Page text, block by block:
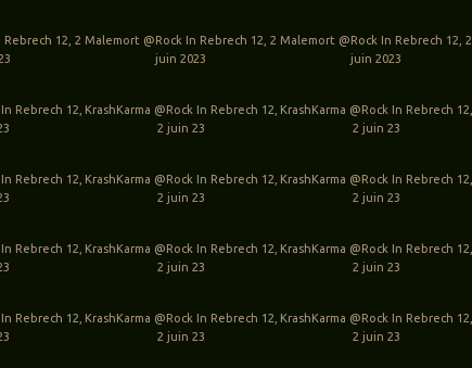
12, 2 Malemort @Rock In Rebrech 12, 2
juin 2023
Malemort @Rock In Rebrech 12, 2
juin 2023
Rebrech 12,
KrashKarma @Rock In Rebrech 12,
2 juin 23
KrashKarma @Rock In Rebrech 12,
2 juin 23
Rebrech 12,
KrashKarma @Rock In Rebrech 12,
2 juin 23
KrashKarma @Rock In Rebrech 12,
2 juin 23
Rebrech 12,
KrashKarma @Rock In Rebrech 12,
2 juin 23
KrashKarma @Rock In Rebrech 12,
2 juin 23
Rebrech 12,
KrashKarma @Rock In Rebrech 12,
2 juin 23
KrashKarma @Rock In Rebrech 12,
2 juin 23